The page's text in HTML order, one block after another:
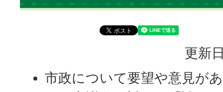
置
更新
市政について要望や意見が